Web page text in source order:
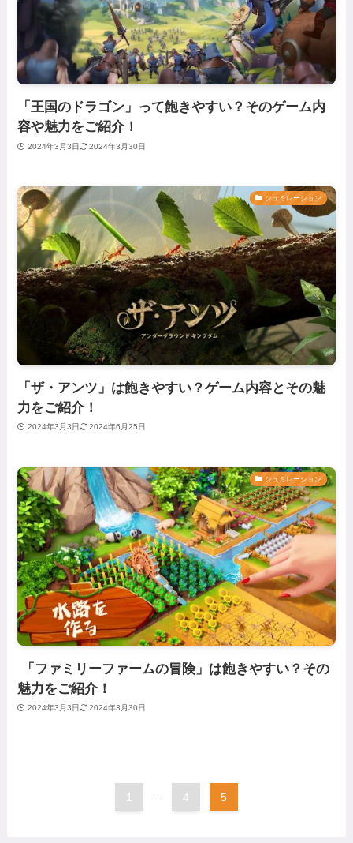
「王国のドラゴン」って飽きやすい？そのゲーム内
容や魅力をご紹介！
2024年3月3日 2024年3月30日
シュミレーション
「ザ・アンツ」は飽きやすい？ゲーム内容とその魅
力をご紹介！
2024年3月3日 2024年6月25日
シュミレーション
「ファミリーファームの冒険」は飽きやすい？その
魅力をご紹介！
2024年3月3日 2024年3月30日
1 ... 4 5